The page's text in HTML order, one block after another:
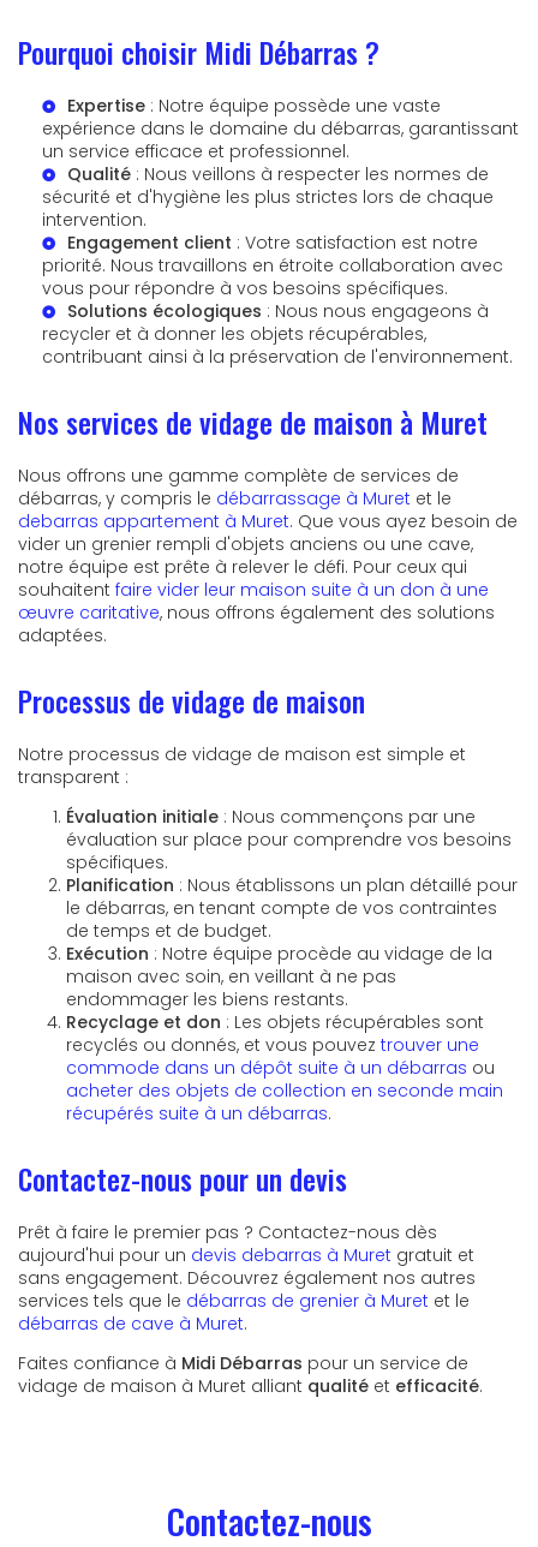
Pourquoi choisir Midi Débarras ?
Expertise : Notre équipe possède une vaste
expérience dans le domaine du débarras, garantissant
un service efficace et professionnel.
Qualité : Nous veillons à respecter les normes de
sécurité et d'hygiène les plus strictes lors de chaque
intervention.
Engagement client : Votre satisfaction est notre
priorité. Nous travaillons en étroite collaboration avec
vous pour répondre à vos besoins spécifiques.
Solutions écologiques : Nous nous engageons à
recycler et à donner les objets récupérables,
contribuant ainsi à la préservation de l'environnement.
Nos services de vidage de maison à Muret
Nous offrons une gamme complète de services de
débarras, y compris le débarrassage à Muret et le
debarras appartement à Muret. Que vous ayez besoin de
vider un grenier rempli d'objets anciens ou une cave,
notre équipe est prête à relever le défi. Pour ceux qui
souhaitent faire vider leur maison suite à un don à une
œuvre caritative, nous offrons également des solutions
adaptées.
Processus de vidage de maison
Notre processus de vidage de maison est simple et
transparent :
Évaluation initiale : Nous commençons par une
évaluation sur place pour comprendre vos besoins
spécifiques.
Planification : Nous établissons un plan détaillé pour
le débarras, en tenant compte de vos contraintes
de temps et de budget.
Exécution : Notre équipe procède au vidage de la
maison avec soin, en veillant à ne pas
endommager les biens restants.
Recyclage et don : Les objets récupérables sont
recyclés ou donnés, et vous pouvez trouver une
commode dans un dépôt suite à un débarras ou
acheter des objets de collection en seconde main
récupérés suite à un débarras.
Contactez-nous pour un devis
Prêt à faire le premier pas ? Contactez-nous dès
aujourd'hui pour un devis debarras à Muret gratuit et
sans engagement. Découvrez également nos autres
services tels que le débarras de grenier à Muret et le
débarras de cave à Muret.
Faites confiance à Midi Débarras pour un service de
vidage de maison à Muret alliant qualité et efficacité.
Contactez-nous